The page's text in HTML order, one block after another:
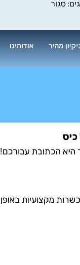
מהיר אודותינו
כיס
הכתובת עבורכם!
מקצועיות